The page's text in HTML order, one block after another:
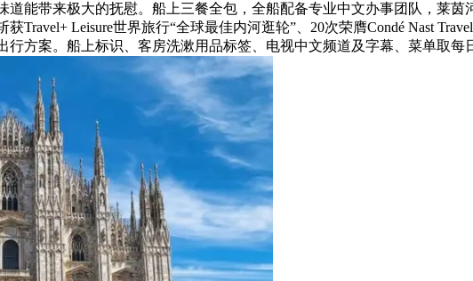
能带来极大的抚慰。船上三餐全包，全船配备专业中文办事团队，莱
Travel+ Leisure世界旅行“全球最佳内河逛轮”、20次荣膺Condé Nast
方案。船上标识、客房洗漱用品标签、电视中文频道及字幕、菜单取